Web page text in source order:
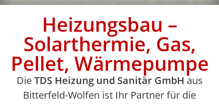
Heizungsbau –
Solarthermie, Gas,
Pellet, Wärmepumpe
DieTDS Heizung und Sanitär GmbH aus
Bitterfeld-Wolfen ist Ihr Partner für die